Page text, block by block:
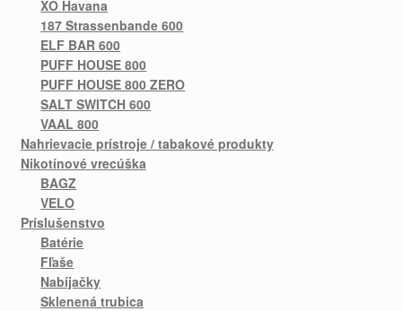
XO Havana
187 Strassenbande 600
ELF BAR 600
PUFF HOUSE 800
PUFF HOUSE 800 ZERO
SALT SWITCH 600
VAAL 800
Nahrievacie prístroje / tabakové produkty
Nikotínové vrecúška
BAGZ
VELO
Príslušenstvo
Batérie
Fľaše
Nabíjačky
Sklenená trubica